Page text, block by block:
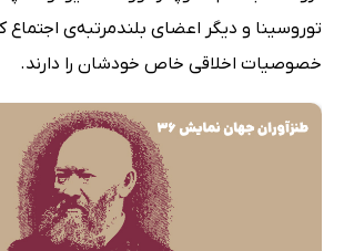
توروسینا و دیگر اعضای بلندمرتبه‌ی اجتماع
خصوصیات اخلاقی خاص خودشان را دارند.